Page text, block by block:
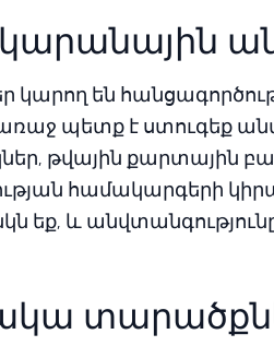
կարող են
պետք է ստուգեք
թվային քարտային
համակարգերի
եք, և